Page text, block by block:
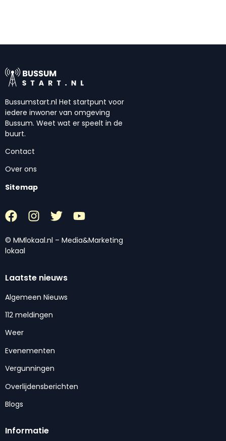
Bussumstart.nl Het startpunt voor
iedere inwoner van omgeving
Bussum. Weet wat er speelt in de
buurt.
Contact
Over ons
Sitemap
© MMlokaal.nl – Media&Marketing
lokaal
Laatste nieuws
Algemeen Nieuws
112 meldingen
Weer
Evenementen
Vergunningen
Overlijdensberichten
Blogs
Informatie